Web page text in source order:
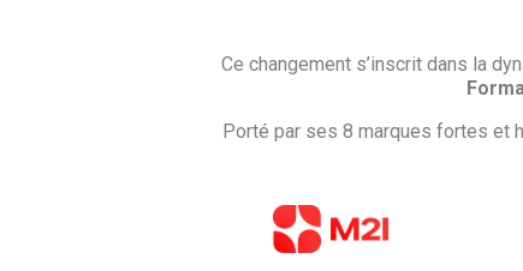
Ce changement s’inscrit dans la
Porté par ses 8 marques fortes et